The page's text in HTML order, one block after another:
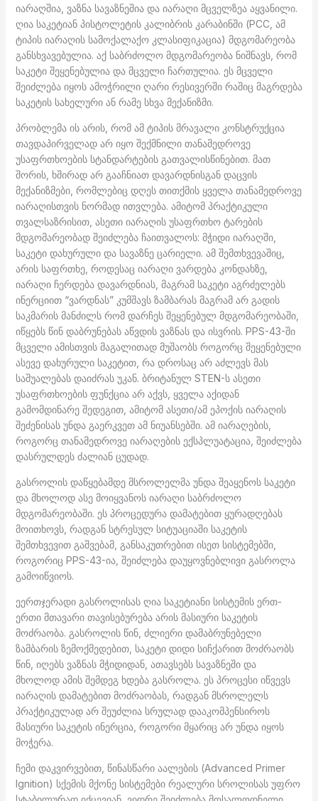
იარაღშია, ვაზნა სავაზნეშია და იარაღი მცველზეა აყვანილი.
ღია საკეტიან პისტოლეტის კალიბრის კარაბინში (PCC, ამ
ტიპის იარაღის სამოქალაქო კლასიფიკაცია) მდგომარეობა
განსხვავებულია. აქ საბრძოლო მდგომარეობა ნიშნავს, რომ
საკეტი შეყენებულია და მცველი ჩართულია. ეს მცველი
შეიძლება იყოს ამოჭრილი ღარი რესივერში რაშიც მაგრდება
საკეტის სახელური ან რამე სხვა მექანიზმი.
პრობლემა ის არის, რომ ამ ტიპის მრავალი კონსტრუქცია
თავდაპირველად არ იყო შექმნილი თანამედროვე
უსაფრთხოების სტანდარტების გათვალისწინებით. მათ
შორის, ხშირად არ გააჩნიათ დავარდნისგან დაცვის
მექანიზმები, რომლებიც დღეს თითქმის ყველა თანამედროვე
იარაღისთვის ნორმად ითვლება. ამიტომ პრაქტიკული
თვალსაზრისით, ასეთი იარაღის უსაფრთხო ტარების
მდგომარეობად შეიძლება ჩაითვალოს: მჭიდი იარაღში,
საკეტი დახურული და სავაზნე ცარიელი. ამ შემთხვევაშიც,
არის საფრთხე, როდესაც იარაღი ვარდება კონდახზე,
იარაღი ჩერდება დავარდნიას, მაგრამ საკეტი აგრძელებს
ინერციით “ვარდნას” კუმშავს ზამბარას მაგრამ არ გადის
საკმარის მანძილს რომ დარჩეს შეყენებულ მდგომარეობაში,
იწყებს წინ დაბრუნებას აწვდის ვაზნას და ისვრის. PPS-43-ში
მცველი ამისთვის მაგალითად მუშაობს როგორც შეყენებული
ასევე დახურული საკეტით, რა დროსაც არ აძლევს მას
საშუალებას დაიძრას უკან. ბრიტანულ STEN-ს ასეთი
უსაფრთხოების ფუნქცია არ აქვს, ყველა აქიდან
გამომდინარე შედეგით, ამიტომ ასეთი/ამ ეპოქის იარაღის
შეძენისას უნდა გაერკვეთ ამ ნიუანსებში. ამ იარაღების,
როგორც თანამედროვე იარაღების ექსპლუატაცია, შეიძლება
დასრულდეს ძალიან ცუდად.
გასროლის დაწყებამდე მსროლელმა უნდა შეაყენოს საკეტი
და მხოლოდ ასე მოიყვანოს იარაღი საბრძოლო
მდგომარეობაში. ეს პროცედურა დამატებით ყურადღებას
მოითხოვს, რადგან სტრესულ სიტუაციაში საკეტის
შემთხვევით გაშვებამ, განსაკუთრებით ისეთ სისტემებში,
როგორიც PPS-43-ია, შეიძლება დაუყოვნებლივი გასროლა
გამოიწვიოს.
ეერთჯერადი გასროლისას ღია საკეტიანი სისტემის ერთ-
ერთი მთავარი თავისებურება არის მასიური საკეტის
მოძრაობა. გასროლის წინ, ძლიერი დამაბრუნებელი
ზამბარის ზემოქმედებით, საკეტი დიდი სიჩქარით მოძრაობს
წინ, იღებს ვაზნას მჭიდიდან, ათავსებს სავაზნეში და
მხოლოდ ამის შემდეგ ხდება გასროლა. ეს პროცესი იწვევს
იარაღის დამატებით მოძრაობას, რადგან მსროლელს
პრაქტიკულად არ შეუძლია სრულად დააკომპენსიროს
მასიური საკეტის ინერცია, როგორი მყარიც არ უნდა იყოს
მოჭერა.
ჩემი დაკვირვებით, წინასწარი აალების (Advanced Primer
Ignition) სქემის მქონე სისტემები რეალური სროლისას უფრო